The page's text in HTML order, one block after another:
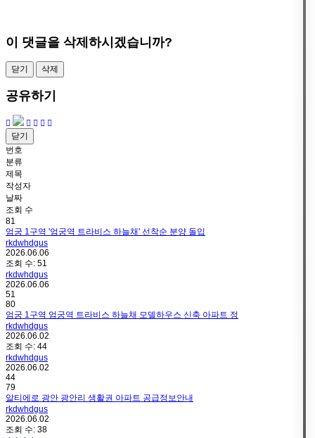
이 댓글을 삭제하시겠습니까?
닫기 삭제
공유하기
닫기
번호
분류
제목
작성자
날짜
조회 수
81
엄궁 1구역 '엄궁역 트라비스 하늘채' 선착순 분양 돌입
rkdwhdgus
2026.06.06
조회 수: 51
rkdwhdgus
2026.06.06
51
80
엄궁 1구역 엄궁역 트라비스 하늘채 모델하우스 신축 아파트 정
rkdwhdgus
2026.06.02
조회 수: 44
rkdwhdgus
2026.06.02
44
79
알티에로 광안 광안리 생활권 아파트 공급정보안내
rkdwhdgus
2026.06.02
조회 수: 38